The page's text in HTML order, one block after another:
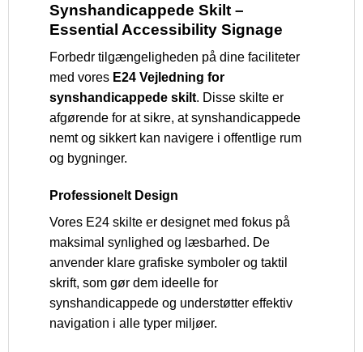
Synshandicappede Skilt –
Essential Accessibility Signage
Forbedr tilgængeligheden på dine faciliteter
med vores E24 Vejledning for
synshandicappede skilt. Disse skilte er
afgørende for at sikre, at synshandicappede
nemt og sikkert kan navigere i offentlige rum
og bygninger.
Professionelt Design
Vores E24 skilte er designet med fokus på
maksimal synlighed og læsbarhed. De
anvender klare grafiske symboler og taktil
skrift, som gør dem ideelle for
synshandicappede og understøtter effektiv
navigation i alle typer miljøer.